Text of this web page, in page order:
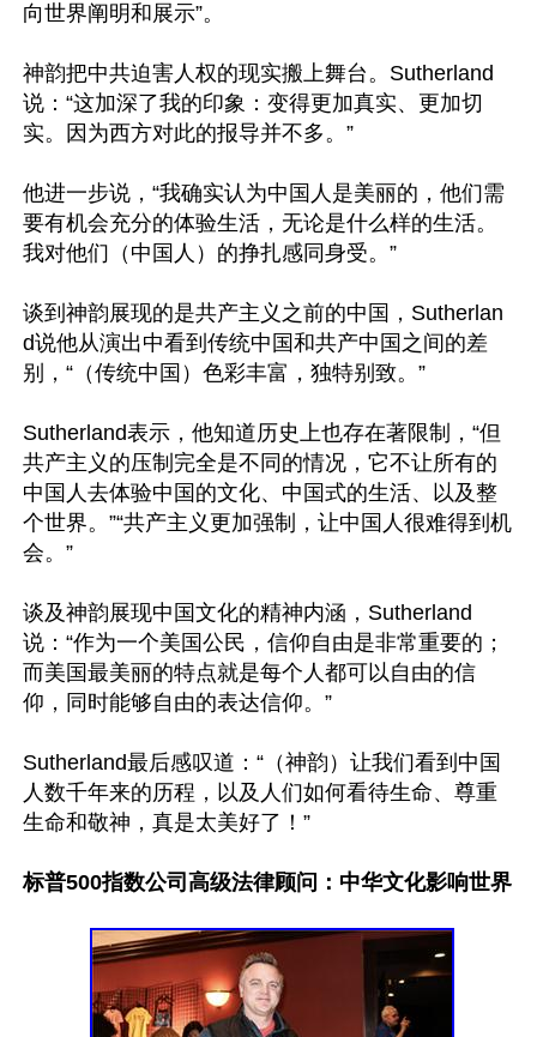
向世界阐明和展示”。
神韵把中共迫害人权的现实搬上舞台。Sutherland
说：“这加深了我的印象：变得更加真实、更加切
实。因为西方对此的报导并不多。”
他进一步说，“我确实认为中国人是美丽的，他们需
要有机会充分的体验生活，无论是什么样的生活。
我对他们（中国人）的挣扎感同身受。”
谈到神韵展现的是共产主义之前的中国，Sutherlan
d说他从演出中看到传统中国和共产中国之间的差
别，“（传统中国）色彩丰富，独特别致。”
Sutherland表示，他知道历史上也存在著限制，“但
共产主义的压制完全是不同的情况，它不让所有的
中国人去体验中国的文化、中国式的生活、以及整
个世界。”“共产主义更加强制，让中国人很难得到机
会。”
谈及神韵展现中国文化的精神内涵，Sutherland
说：“作为一个美国公民，信仰自由是非常重要的；
而美国最美丽的特点就是每个人都可以自由的信
仰，同时能够自由的表达信仰。”
Sutherland最后感叹道：“（神韵）让我们看到中国
人数千年来的历程，以及人们如何看待生命、尊重
生命和敬神，真是太美好了！”
标普500指数公司高级法律顾问：中华文化影响世界